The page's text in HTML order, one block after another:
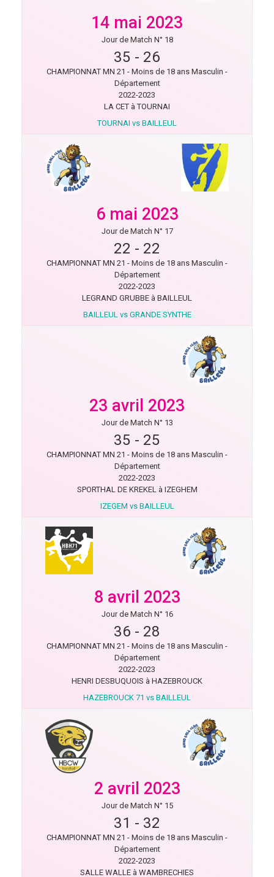
14 mai 2023
Jour de Match N° 18
35 - 26
CHAMPIONNAT MN 21 - Moins de 18 ans Masculin -
Département
2022-2023
LA CET à TOURNAI
TOURNAI vs BAILLEUL
6 mai 2023
Jour de Match N° 17
22 - 22
CHAMPIONNAT MN 21 - Moins de 18 ans Masculin -
Département
2022-2023
LEGRAND GRUBBE à BAILLEUL
BAILLEUL vs GRANDE SYNTHE
23 avril 2023
Jour de Match N° 13
35 - 25
CHAMPIONNAT MN 21 - Moins de 18 ans Masculin -
Département
2022-2023
SPORTHAL DE KREKEL à IZEGHEM
IZEGEM vs BAILLEUL
8 avril 2023
Jour de Match N° 16
36 - 28
CHAMPIONNAT MN 21 - Moins de 18 ans Masculin -
Département
2022-2023
HENRI DESBUQUOIS à HAZEBROUCK
HAZEBROUCK 71 vs BAILLEUL
2 avril 2023
Jour de Match N° 15
31 - 32
CHAMPIONNAT MN 21 - Moins de 18 ans Masculin -
Département
2022-2023
SALLE WALLE à WAMBRECHIES